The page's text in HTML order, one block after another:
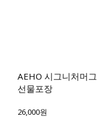
AEHO 시그니처머그
선물포장
26,000원